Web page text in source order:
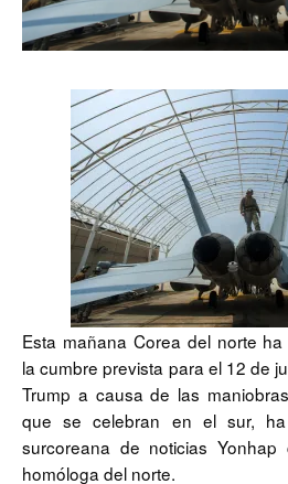
Esta mañana Corea del norte
la cumbre prevista para el 12 de
Trump a causa de las
que se celebran en el sur,
surcoreana de noticias
homóloga del norte.